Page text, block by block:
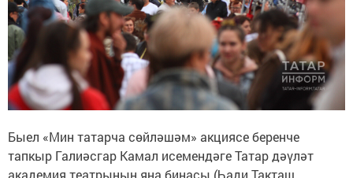
Быел «Мин татарча сөйләшәм» акциясе беренче
тапкыр Галиәсгар Камал исемендәге Татар дәүләт
академия театрының яңа бинасы (Һади Такташ